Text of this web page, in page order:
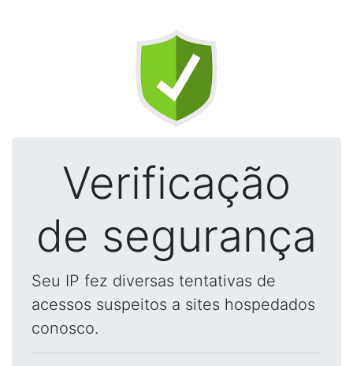
Verificação
de segurança
Seu IP fez diversas tentativas de
acessos suspeitos a sites hospedados
conosco.